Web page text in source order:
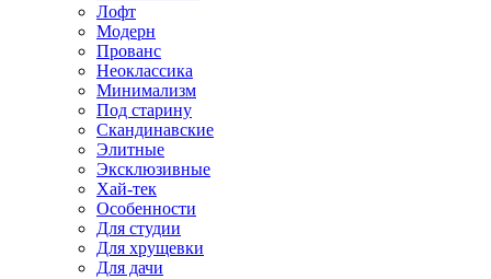
Лофт
Модерн
Прованс
Неоклассика
Минимализм
Под старину
Скандинавские
Элитные
Эксклюзивные
Хай-тек
Особенности
Для студии
Для хрущевки
Для дачи